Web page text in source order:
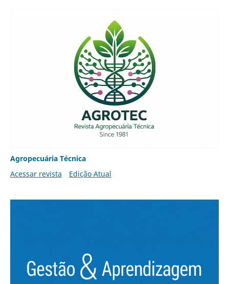
Agropecuária Técnica
Acessar revista
Edição Atual